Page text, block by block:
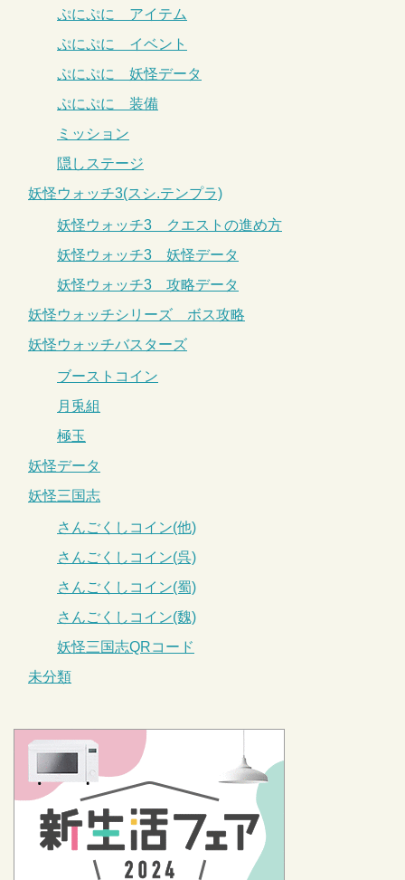
ぷにぷに アイテム
ぷにぷに イベント
ぷにぷに 妖怪データ
ぷにぷに 装備
ミッション
隠しステージ
妖怪ウォッチ3(スシ.テンプラ)
妖怪ウォッチ3 クエストの進め方
妖怪ウォッチ3 妖怪データ
妖怪ウォッチ3 攻略データ
妖怪ウォッチシリーズ ボス攻略
妖怪ウォッチバスターズ
ブーストコイン
月兎組
極玉
妖怪データ
妖怪三国志
さんごくしコイン(他)
さんごくしコイン(呉)
さんごくしコイン(蜀)
さんごくしコイン(魏)
妖怪三国志QRコード
未分類